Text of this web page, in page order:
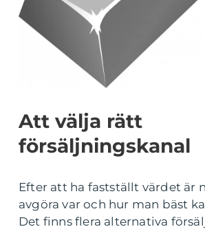
Att välja rätt
försäljningskanal
Efter att ha fastställt värdet är
avgöra var och hur man bäst
Det finns flera alternativa